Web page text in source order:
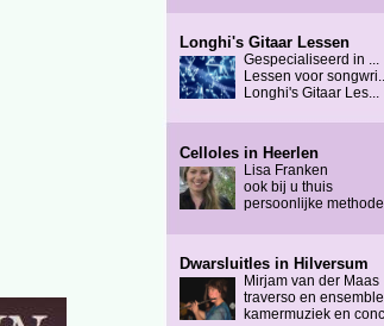
Longhi's Gitaar Lessen
Gespecialiseerd in ...
Lessen voor
Longhi's Gitaar Les...
Celloles in Heerlen
Lisa Franken
ook bij u thuis
persoonlijke methode
Dwarsluitles in Hilversum
Mirjam van der Maas
traverso en ensemble
kamermuziek en